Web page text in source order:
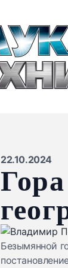
22.10.2024
Безымянной